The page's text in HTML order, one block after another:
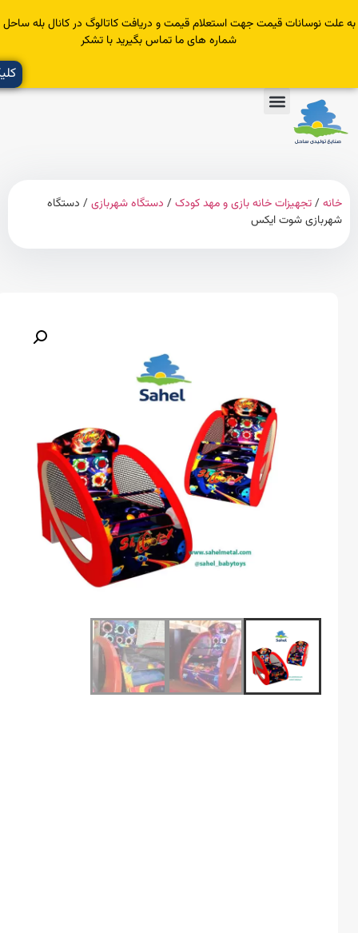
قیمت جهت استعلام قیمت و دریافت کاتالوگ در کانال بله ساحل عضو یا با
شماره های ما تماس بگیرید با تشکر
کلیک کنید
تجهیزات خانه بازی و مهد کودک/دستگاه شهربازی/ دستگاه
شوت ایکس